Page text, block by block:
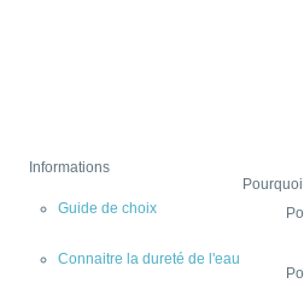
Informations
Guide de choix
Connaitre la dureté de l'eau